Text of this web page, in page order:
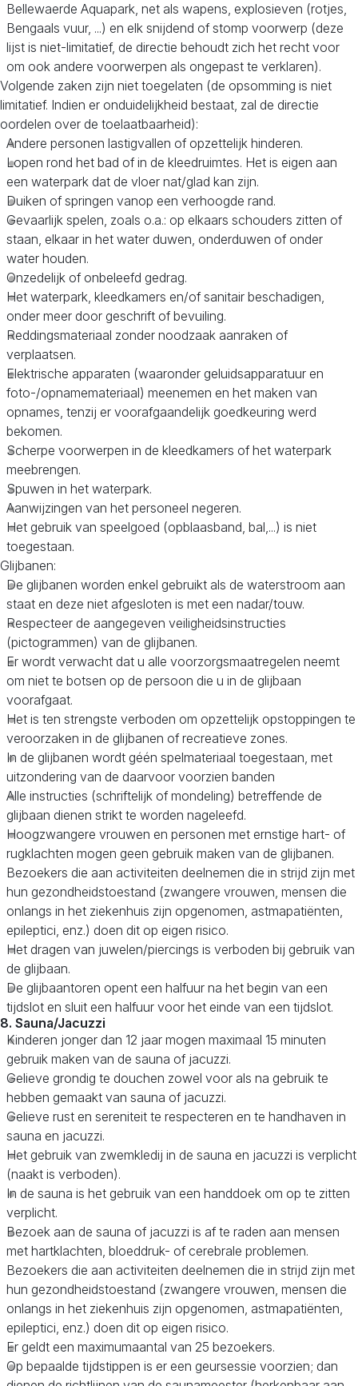
Bellewaerde Aquapark, net als wapens, explosieven (rotjes,
Bengaals vuur, ...) en elk snijdend of stomp voorwerp (deze
lijst is niet-limitatief, de directie behoudt zich het recht voor
om ook andere voorwerpen als ongepast te verklaren).
Volgende zaken zijn niet toegelaten (de opsomming is niet
limitatief. Indien er onduidelijkheid bestaat, zal de directie
oordelen over de toelaatbaarheid):
Andere personen lastigvallen of opzettelijk hinderen.
Lopen rond het bad of in de kleedruimtes. Het is eigen aan
een waterpark dat de vloer nat/glad kan zijn.
Duiken of springen vanop een verhoogde rand.
Gevaarlijk spelen, zoals o.a.: op elkaars schouders zitten of
staan, elkaar in het water duwen, onderduwen of onder
water houden.
Onzedelijk of onbeleefd gedrag.
Het waterpark, kleedkamers en/of sanitair beschadigen,
onder meer door geschrift of bevuiling.
Reddingsmateriaal zonder noodzaak aanraken of
verplaatsen.
Elektrische apparaten (waaronder geluidsapparatuur en
foto-/opnamemateriaal) meenemen en het maken van
opnames, tenzij er voorafgaandelijk goedkeuring werd
bekomen.
Scherpe voorwerpen in de kleedkamers of het waterpark
meebrengen.
Spuwen in het waterpark.
Aanwijzingen van het personeel negeren.
Het gebruik van speelgoed (opblaasband, bal,...) is niet
toegestaan.
Glijbanen:
De glijbanen worden enkel gebruikt als de waterstroom aan
staat en deze niet afgesloten is met een nadar/touw.
Respecteer de aangegeven veiligheidsinstructies
(pictogrammen) van de glijbanen.
Er wordt verwacht dat u alle voorzorgsmaatregelen neemt
om niet te botsen op de persoon die u in de glijbaan
voorafgaat.
Het is ten strengste verboden om opzettelijk opstoppingen te
veroorzaken in de glijbanen of recreatieve zones.
In de glijbanen wordt géén spelmateriaal toegestaan, met
uitzondering van de daarvoor voorzien banden
Alle instructies (schriftelijk of mondeling) betreffende de
glijbaan dienen strikt te worden nageleefd.
Hoogzwangere vrouwen en personen met ernstige hart- of
rugklachten mogen geen gebruik maken van de glijbanen.
Bezoekers die aan activiteiten deelnemen die in strijd zijn met
hun gezondheidstoestand (zwangere vrouwen, mensen die
onlangs in het ziekenhuis zijn opgenomen, astmapatiënten,
epileptici, enz.) doen dit op eigen risico.
Het dragen van juwelen/piercings is verboden bij gebruik van
de glijbaan.
De glijbaantoren opent een halfuur na het begin van een
tijdslot en sluit een halfuur voor het einde van een tijdslot.
8. Sauna/Jacuzzi
Kinderen jonger dan 12 jaar mogen maximaal 15 minuten
gebruik maken van de sauna of jacuzzi.
Gelieve grondig te douchen zowel voor als na gebruik te
hebben gemaakt van sauna of jacuzzi.
Gelieve rust en sereniteit te respecteren en te handhaven in
sauna en jacuzzi.
Het gebruik van zwemkledij in de sauna en jacuzzi is verplicht
(naakt is verboden).
In de sauna is het gebruik van een handdoek om op te zitten
verplicht.
Bezoek aan de sauna of jacuzzi is af te raden aan mensen
met hartklachten, bloeddruk- of cerebrale problemen.
Bezoekers die aan activiteiten deelnemen die in strijd zijn met
hun gezondheidstoestand (zwangere vrouwen, mensen die
onlangs in het ziekenhuis zijn opgenomen, astmapatiënten,
epileptici, enz.) doen dit op eigen risico.
Er geldt een maximumaantal van 25 bezoekers.
Op bepaalde tijdstippen is er een geursessie voorzien; dan